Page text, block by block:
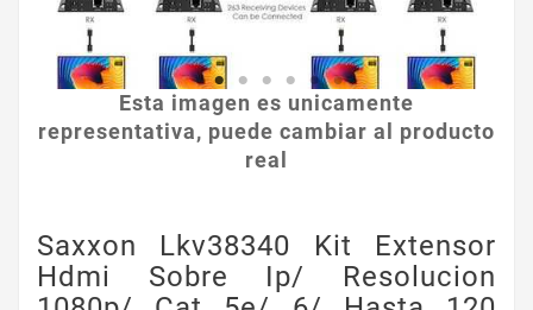
Esta imagen es unicamente
representativa, puede cambiar al producto
real
Saxxon Lkv38340 Kit Extensor
Hdmi Sobre Ip/ Resolucion